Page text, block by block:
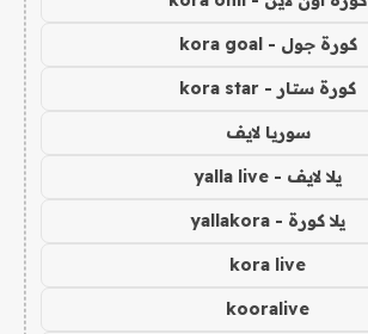
كورة جول - kora goal
كورة ستار - kora star
سوريا لايف
يلا لايف - yalla live
يلا كورة - yallakora
kora live
kooralive